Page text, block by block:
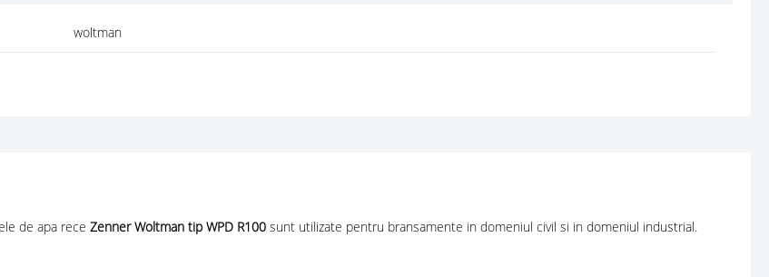
woltman
de apa rece Zenner Woltman tip WPD R100 sunt utilizate pentru bransamente in domeniul civil si in domeniul industrial.